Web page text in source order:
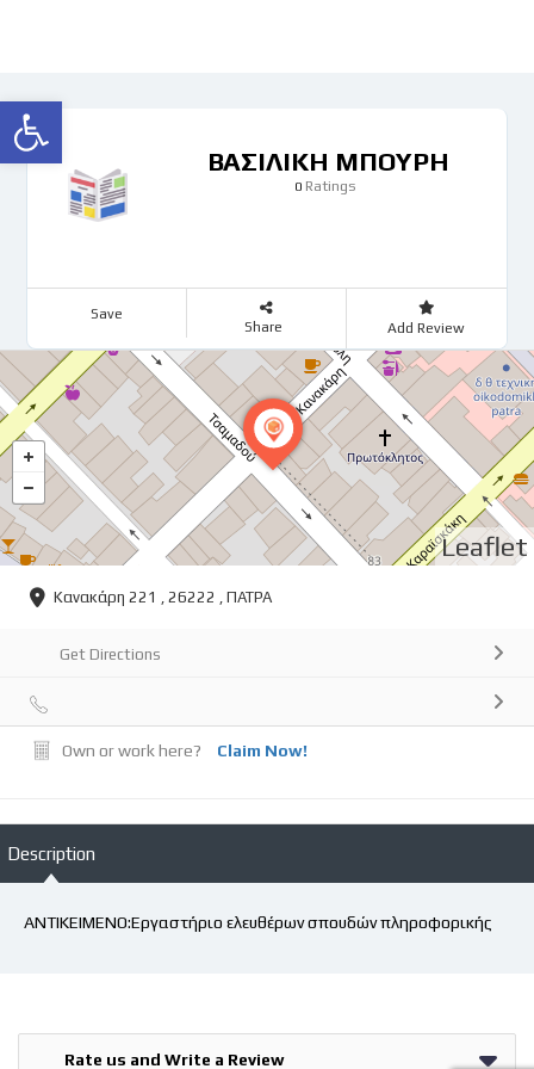
Ανοίξτε τη γραμμή εργαλείων
ΒΑΣΙΛΙΚΗ ΜΠΟΥΡΗ
0Ratings
Save
Share Add Review
Leaflet
Κανακάρη 221 , 26222 , ΠΑΤΡΑ
Get Directions
Own or work here? Claim Now!
Description
ΑΝΤΙΚΕΙΜΕΝΟ:Εργαστήριο ελευθέρων σπουδών πληροφορικής
Rate us and Write a Review